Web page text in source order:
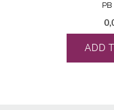
ADD